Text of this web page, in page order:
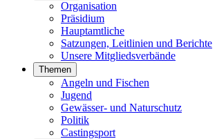
Organisation
Präsidium
Hauptamtliche
Satzungen, Leitlinien und Berichte
Unsere Mitgliedsverbände
Themen
Angeln und Fischen
Jugend
Gewässer- und Naturschutz
Politik
Castingsport